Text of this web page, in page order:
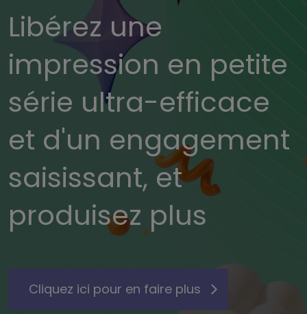
Libérez une
impression en petite
série ultra-efficace
et d'un engagement
saisissant, et
produisez plus
Cliquez ici pour en faire plus